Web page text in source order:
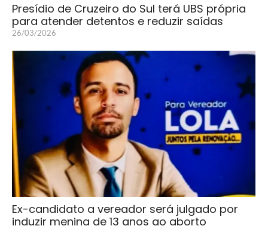
Presídio de Cruzeiro do Sul terá UBS própria
para atender detentos e reduzir saídas
26/03/2026
Ex-candidato a vereador será julgado por
induzir menina de 13 anos ao aborto